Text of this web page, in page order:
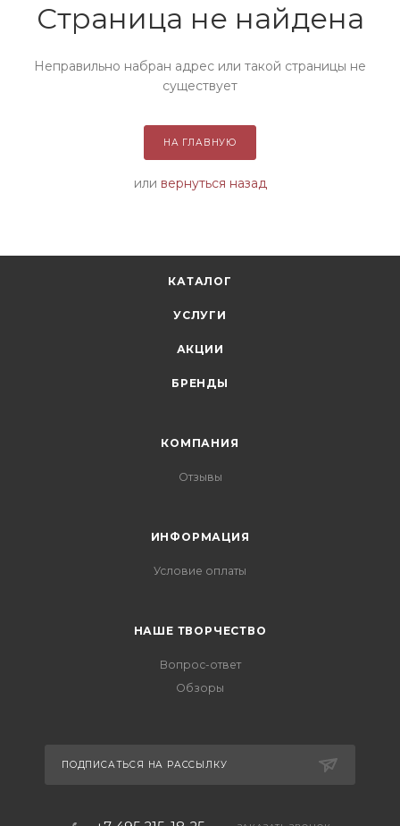
Страница не найдена
Неправильно набран адрес или такой страницы не
существует
НА ГЛАВНУЮ
или вернуться назад
КАТАЛОГ
УСЛУГИ
АКЦИИ
БРЕНДЫ
КОМПАНИЯ
Отзывы
ИНФОРМАЦИЯ
Условие оплаты
НАШЕ ТВОРЧЕСТВО
Вопрос-ответ
Обзоры
ПОДПИСАТЬСЯ НА РАССЫЛКУ